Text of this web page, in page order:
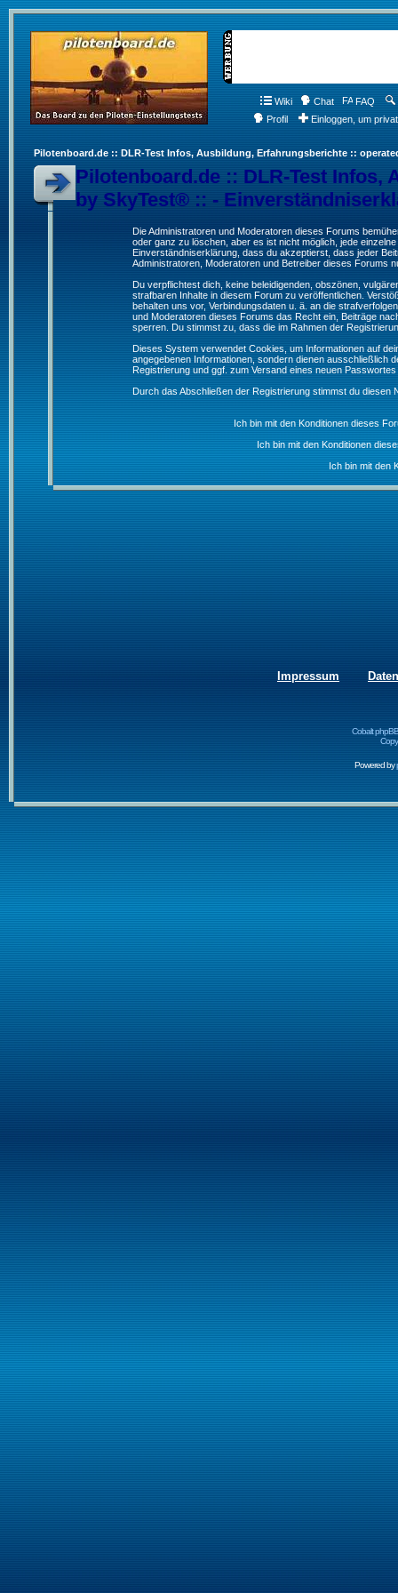
Wiki Chat FAQ
Profil
Einloggen, um
Pilotenboard.de :: DLR-Test Infos, Ausbildung, Erfahrungsberichte ::
Pilotenboard.de :: DLR-Test
by SkyTest® :: -
Die Administratoren und Moderatoren dieses Forums
oder ganz zu löschen, aber es ist nicht möglich, jede
Einverständniserklärung, dass du akzeptierst, dass jeder
Administratoren, Moderatoren und Betreiber dieses Forums
Du verpflichtest dich, keine beleidigenden, obszönen,
strafbaren Inhalte in diesem Forum zu veröffentlichen.
behalten uns vor, Verbindungsdaten u. ä. an die
und Moderatoren dieses Forums das Recht ein, Beiträge
sperren. Du stimmst zu, dass die im Rahmen der
Dieses System verwendet Cookies, um Informationen auf
angegebenen Informationen, sondern dienen ausschließlich
Registrierung und ggf. zum Versand eines neuen
Durch das Abschließen der Registrierung stimmst du diesen
Ich bin mit den Konditionen dieses
Ich bin mit den Konditionen
Ich bin mit den
Impressum
Cobalt
Powered by